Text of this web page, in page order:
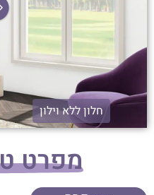
חלון ללא וילון
מפרט